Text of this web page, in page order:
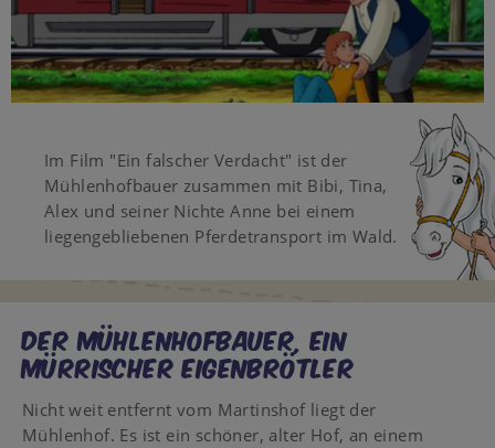
Video
Im Film "Ein falscher Verdacht" ist der
Mühlenhofbauer zusammen mit Bibi, Tina,
Alex und seiner Nichte Anne bei einem
liegengebliebenen Pferdetransport im Wald.
DER MÜHLENHOFBAUER, EIN
MÜRRISCHER EIGENBRÖTLER
Nicht weit entfernt vom Martinshof liegt der
Mühlenhof. Es ist ein schöner, alter Hof, an einem